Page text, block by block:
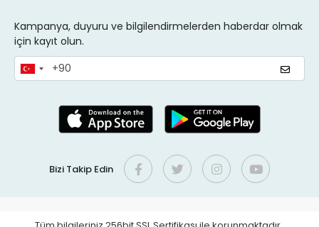
Kampanya, duyuru ve bilgilendirmelerden haberdar olmak
için kayıt olun.
Bizi Takip Edin